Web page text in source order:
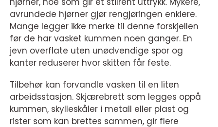
avrundede hjørner gjør rengjøringen enklere.
Mange legger ikke merke til denne forskjellen
før de har vasket kummen noen ganger. En
jevn overflate uten unødvendige spor og
kanter reduserer hvor skitten får feste.
Tilbehør kan forvandle vasken til en liten
arbeidsstasjon. Skjærebrett som legges oppå
kummen, skylleskåler i metall eller plast og
rister som kan brettes sammen, gir flere